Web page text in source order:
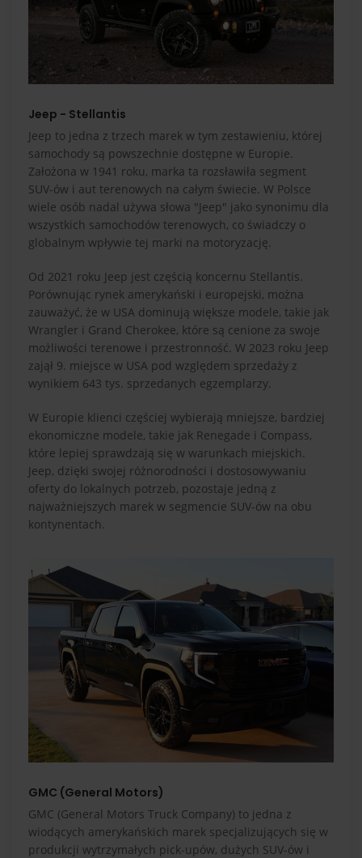
Jeep - Stellantis
Jeep to jedna z trzech marek w tym zestawieniu, której
samochody są powszechnie dostępne w Europie.
Założona w 1941 roku, marka ta rozsławiła segment
SUV-ów i aut terenowych na całym świecie. W Polsce
wiele osób nadal używa słowa "Jeep" jako synonimu dla
wszystkich samochodów terenowych, co świadczy o
globalnym wpływie tej marki na motoryzację.
Od 2021 roku Jeep jest częścią koncernu Stellantis.
Porównując rynek amerykański i europejski, można
zauważyć, że w USA dominują większe modele, takie jak
Wrangler i Grand Cherokee, które są cenione za swoje
możliwości terenowe i przestronność. W 2023 roku Jeep
zajął 9. miejsce w USA pod względem sprzedaży z
wynikiem 643 tys. sprzedanych egzemplarzy.
W Europie klienci częściej wybierają mniejsze, bardziej
ekonomiczne modele, takie jak Renegade i Compass,
które lepiej sprawdzają się w warunkach miejskich.
Jeep, dzięki swojej różnorodności i dostosowywaniu
oferty do lokalnych potrzeb, pozostaje jedną z
najważniejszych marek w segmencie SUV-ów na obu
kontynentach.
GMC (General Motors)
GMC (General Motors Truck Company) to jedna z
wiodących amerykańskich marek specjalizujących się w
produkcji wytrzymałych pick-upów, dużych SUV-ów i